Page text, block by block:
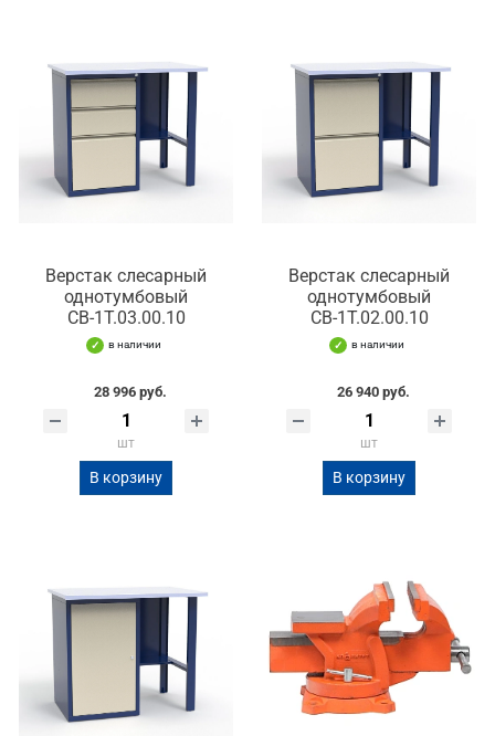
Верстак слесарный
однотумбовый
СВ-1Т.03.00.10
в наличии
28 996 руб.
шт
В корзину
Верстак слесарный
однотумбовый
СВ-1Т.02.00.10
в наличии
26 940 руб.
шт
В корзину